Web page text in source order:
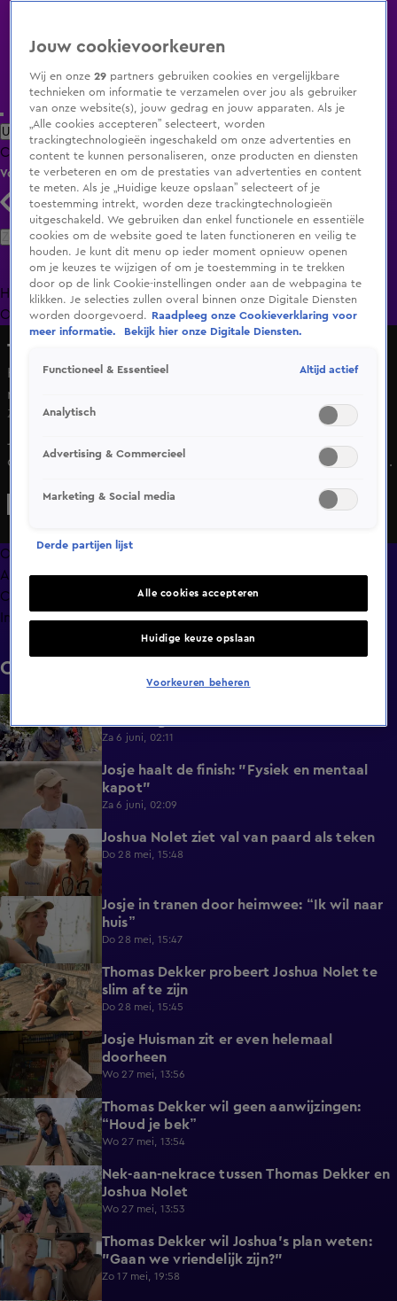
Uitzending Gemist Populaire programma's Zenders Genres
ClipsFilmsRadioSmart TV inlogShop
Volg KIJK
Zoeken
HomeUitzending Gemist Programma's De Bondgenoten
OranjezomerLivestreamsShop
The Bicycle Race
Horen we dit nummer van Joshua Nolet binnenkort op de
radio?
Zo 10 mei, 12:31
Joshua Nolet zingt spontaan een geïmproviseerd nummer
op de fiets in The Bicycle Race in India. Hij was klaar met
bestemming zijn. Om de tijd te doden, begon hij spontaan
Overzicht
Afleveringen
Clips
Info
Clips
0:34
Za 6 juni, 02:11
Josje haalt de finish: "Fysiek en mentaal
kapot"
Za 6 juni, 02:09
0:28 Joshua Nolet ziet val van paard als teken
Do 28 mei, 15:48
0:59
Josje in tranen door heimwee: “Ik wil naar
huis”
Do 28 mei, 15:47
0:41
Thomas Dekker probeert Joshua Nolet te
slim af te zijn
Do 28 mei, 15:45
0:41
Josje Huisman zit er even helemaal
doorheen
Wo 27 mei, 13:56
0:45
Thomas Dekker wil geen aanwijzingen:
“Houd je bek”
Wo 27 mei, 13:54
1:01
Nek-aan-nekrace tussen Thomas Dekker en
Joshua Nolet
Wo 27 mei, 13:53
0:47
Thomas Dekker wil Joshua's plan weten:
"Gaan we vriendelijk zijn?"
Zo 17 mei, 19:58
Jouw cookievoorkeuren
Wij en onze29 partners gebruiken cookies en vergelijkbare
technieken om informatie te verzamelen over jou als gebruiker
van onze website(s), jouw gedrag en jouw apparaten. Als je
„Alle cookies accepteren” selecteert, worden
trackingtechnologieën ingeschakeld om onze advertenties en
content te kunnen personaliseren, onze producten en diensten
te verbeteren en om de prestaties van advertenties en content
te meten. Als je „Huidige keuze opslaan” selecteert of je
toestemming intrekt, worden deze trackingtechnologieën
uitgeschakeld. We gebruiken dan enkel functionele en essentiële
cookies om de website goed te laten functioneren en veilig te
houden. Je kunt dit menu op ieder moment opnieuw openen
om je keuzes te wijzigen of om je toestemming in te trekken
door op de link Cookie-instellingen onder aan de webpagina te
klikken. Je selecties zullen overal binnen onze Digitale Diensten
worden doorgevoerd.
Raadpleeg onze Cookieverklaring voor
meer informatie.
Bekijk hier onze Digitale Diensten.
Functioneel & Essentieel Altijd actief
Analytisch
Advertising & Commercieel
Marketing & Social media
Derde partijen lijst
Alle cookies accepteren
Huidige keuze opslaan
Voorkeuren beheren